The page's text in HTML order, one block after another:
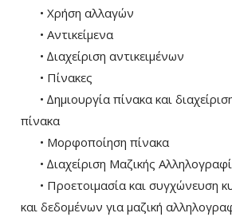
• Χρήση αλλαγών
• Αντικείμενα
• ∆ιαχείριση αντικειµένων
• Πίνακες
• ∆ηµιουργία πίνακα και
πίνακα
• Μορφοποίηση πίνακα
• ∆ιαχείριση Μαζικής
• Προετοιµασία και συγχώνευση
και δεδοµένων για µαζική